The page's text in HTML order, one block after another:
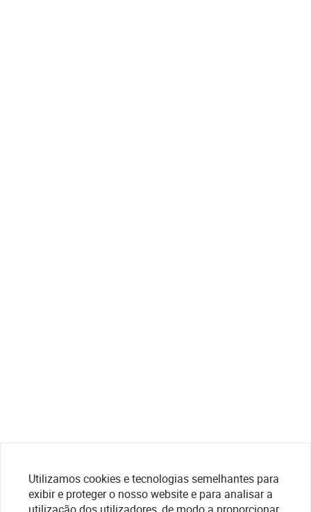
Utilizamos cookies e tecnologias semelhantes para
exibir e proteger o nosso website e para analisar a